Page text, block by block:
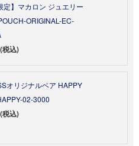
定】マカロン ジュエリー
ORIGINAL-EC-
税込)
オリジナルベア HAPPY
02-3000
税込)